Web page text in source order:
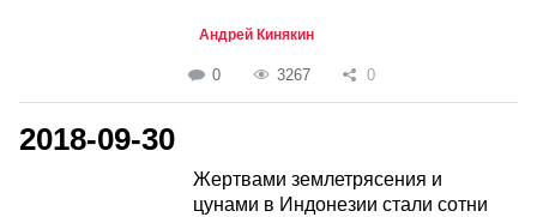
Андрей Кинякин
0 3267 0
2018-09-30
Жертвами землетрясения и
цунами в Индонезии стали сотни